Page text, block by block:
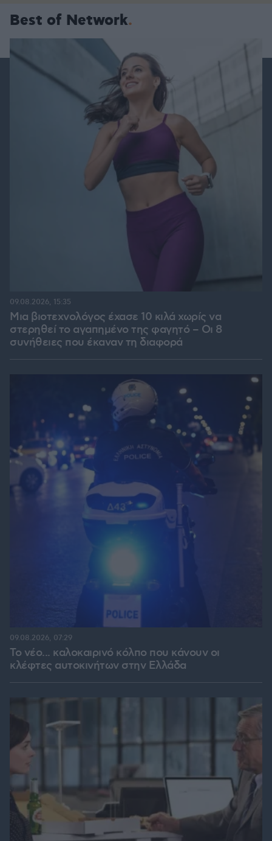
Best of Network
Μια βιοτεχνολόγος έχασε 10 κιλά χωρίς να
στερηθεί το αγαπημένο της φαγητό – Οι 8
συνήθειες που έκαναν τη διαφορά
09.08.2026, 15:35
Το νέο... καλοκαιρινό κόλπο που κάνουν οι
κλέφτες αυτοκινήτων στην Ελλάδα
09.08.2026, 07:29